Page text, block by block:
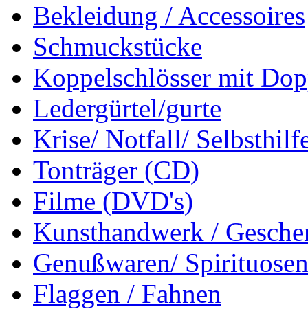
Bekleidung / Accessoires
Schmuckstücke
Koppelschlösser mit
Ledergürtel/gurte
Krise/ Notfall/
Tonträger (CD)
Filme (DVD's)
Kunsthandwerk /
Genußwaren/ Spirituosen
Flaggen / Fahnen